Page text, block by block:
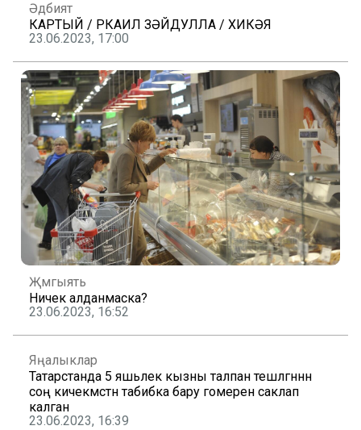
Әдәбият
КАРТЫЙ / РКАИЛ ЗӘЙДУЛЛА / ХИКӘЯ
23.06.2023, 17:00
Җәмгыять
Ничек алданмаска?
23.06.2023, 16:52
Яңалыклар
Татарстанда 5 яшьлек кызны талпан тешләгәннән
соң кичекмәстән табибка бару гомерен саклап
калган
23.06.2023, 16:39